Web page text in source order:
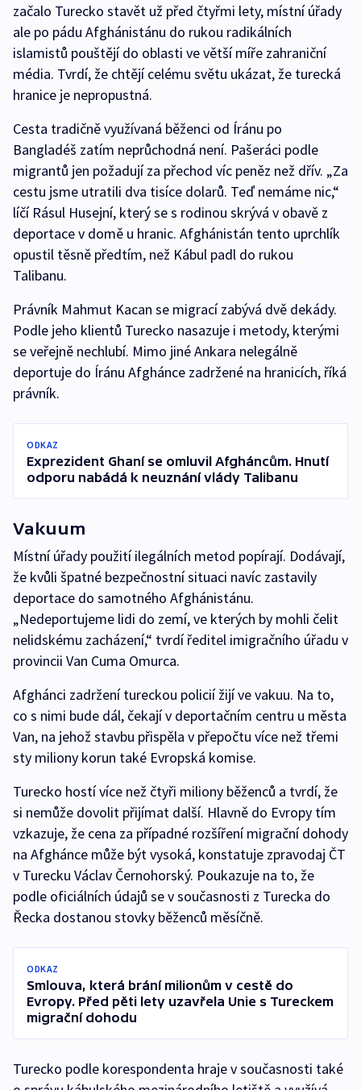
začalo Turecko stavět už před čtyřmi lety, místní úřady
ale po pádu Afghánistánu do rukou radikálních
islamistů pouštějí do oblasti ve větší míře zahraniční
média. Tvrdí, že chtějí celému světu ukázat, že turecká
hranice je nepropustná.
Cesta tradičně využívaná běženci od Íránu po
Bangladéš zatím neprůchodná není. Pašeráci podle
migrantů jen požadují za přechod víc peněz než dřív. „Za
cestu jsme utratili dva tisíce dolarů. Teď nemáme nic,“
líčí Rásul Husejní, který se s rodinou skrývá v obavě z
deportace v domě u hranic. Afghánistán tento uprchlík
opustil těsně předtím, než Kábul padl do rukou
Talibanu.
Právník Mahmut Kacan se migrací zabývá dvě dekády.
Podle jeho klientů Turecko nasazuje i metody, kterými
se veřejně nechlubí. Mimo jiné Ankara nelegálně
deportuje do Íránu Afghánce zadržené na hranicích, říká
právník.
ODKAZ
Exprezident Ghaní se omluvil Afgháncům. Hnutí
odporu nabádá k neuznání vlády Talibanu
Vakuum
Místní úřady použití ilegálních metod popírají. Dodávají,
že kvůli špatné bezpečnostní situaci navíc zastavily
deportace do samotného Afghánistánu.
„Nedeportujeme lidi do zemí, ve kterých by mohli čelit
nelidskému zacházení,“ tvrdí ředitel imigračního úřadu v
provincii Van Cuma Omurca.
Afghánci zadržení tureckou policií žijí ve vakuu. Na to,
co s nimi bude dál, čekají v deportačním centru u města
Van, na jehož stavbu přispěla v přepočtu více než třemi
sty miliony korun také Evropská komise.
Turecko hostí více než čtyři miliony běženců a tvrdí, že
si nemůže dovolit přijímat další. Hlavně do Evropy tím
vzkazuje, že cena za případné rozšíření migrační dohody
na Afghánce může být vysoká, konstatuje zpravodaj ČT
v Turecku Václav Černohorský. Poukazuje na to, že
podle oficiálních údajů se v současnosti z Turecka do
Řecka dostanou stovky běženců měsíčně.
ODKAZ
Smlouva, která brání milionům v cestě do
Evropy. Před pěti lety uzavřela Unie s Tureckem
migrační dohodu
Turecko podle korespondenta hraje v současnosti také